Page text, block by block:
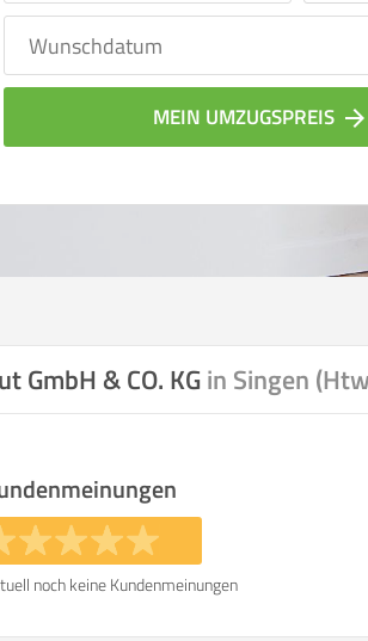
MEIN UMZUGSPREIS arrow_forward
Vergleichsergebnis
am
GmbH & CO. KGin Singen
noch keine Kundenmeinungen